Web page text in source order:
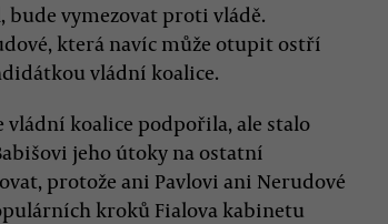
bude vymezovat proti vládě.
která navíc může otupit ostří
vládní koalice.
vládní koalice podpořila, ale stalo
jeho útoky na ostatní
protože ani Pavlovi ani Nerudové
kroků Fialova kabinetu